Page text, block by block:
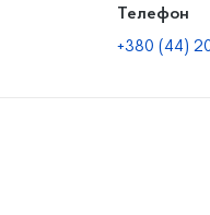
Телефон
+380 (44)